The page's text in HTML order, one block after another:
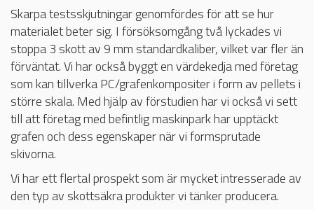
Skarpa testsskjutningar genomfördes för att se hur
materialet beter sig. I försöksomgång två lyckades vi
stoppa 3 skott av 9 mm standardkaliber, vilket var fler än
förväntat. Vi har också byggt en värdekedja med företag
som kan tillverka PC/grafenkompositer i form av pellets i
större skala. Med hjälp av förstudien har vi också vi sett
till att företag med befintlig maskinpark har upptäckt
grafen och dess egenskaper när vi formsprutade
skivorna.
Vi har ett flertal prospekt som är mycket intresserade av
den typ av skottsäkra produkter vi tänker producera.